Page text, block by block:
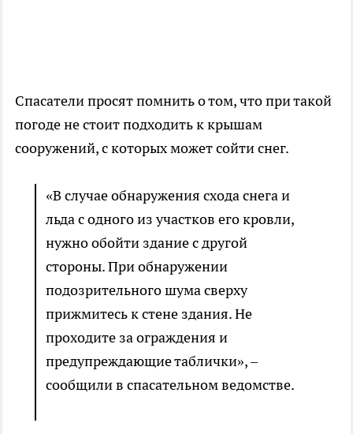
Спасатели просят помнить о том, что при такой
погоде не стоит подходить к крышам
сооружений, с которых может сойти снег.
«В случае обнаружения схода снега и
льда с одного из участков его кровли,
нужно обойти здание с другой
стороны. При обнаружении
подозрительного шума сверху
прижмитесь к стене здания. Не
проходите за ограждения и
предупреждающие таблички», –
сообщили в спасательном ведомстве.